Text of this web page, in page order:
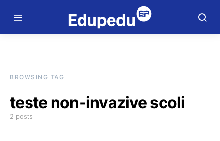
BROWSING TAG
teste non-invazive scoli
2 posts